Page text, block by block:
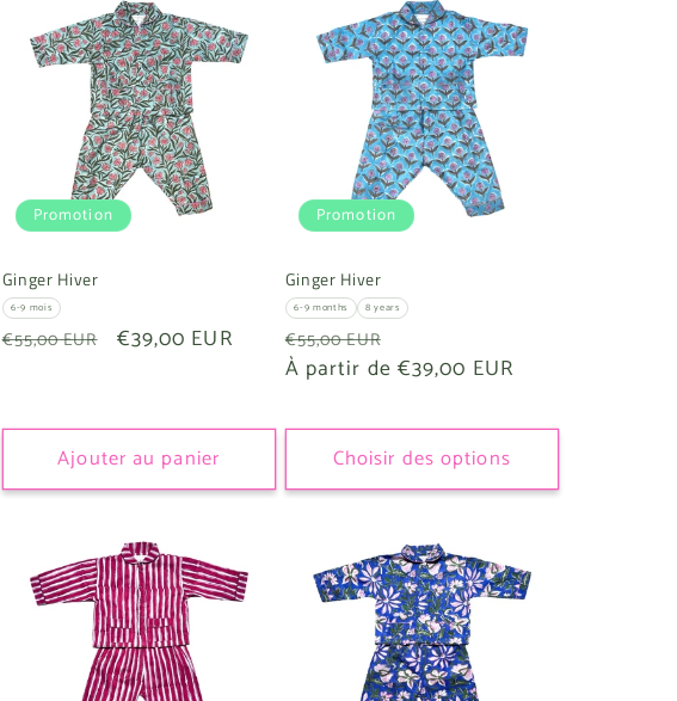
o
n
Promotion
Ginger Hiver
6-9 mois
Prix
€55,00 EUR
Prix
€39,00 EUR
Ajouter au panier
Promotion
Ginger Hiver
6-9 months 8 years
Prix
habituel
€55,00 EUR
promotionnel
À partir de €39,00 EUR
Choisir des options